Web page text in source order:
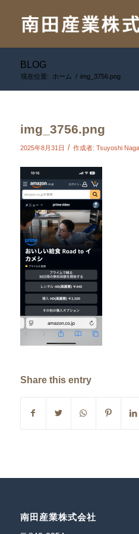
BLOG
現在位置: ホーム / img_3756.png
img_3756.png
2025年8月31日 / 作成者: Tsuyoshi
Share this entry
南田産業株式会社